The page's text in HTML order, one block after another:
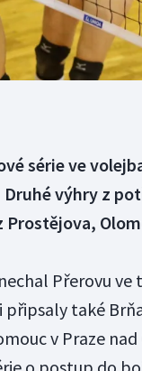
série ve
Druhé výhry z
Přerovu
připsaly také
v Praze